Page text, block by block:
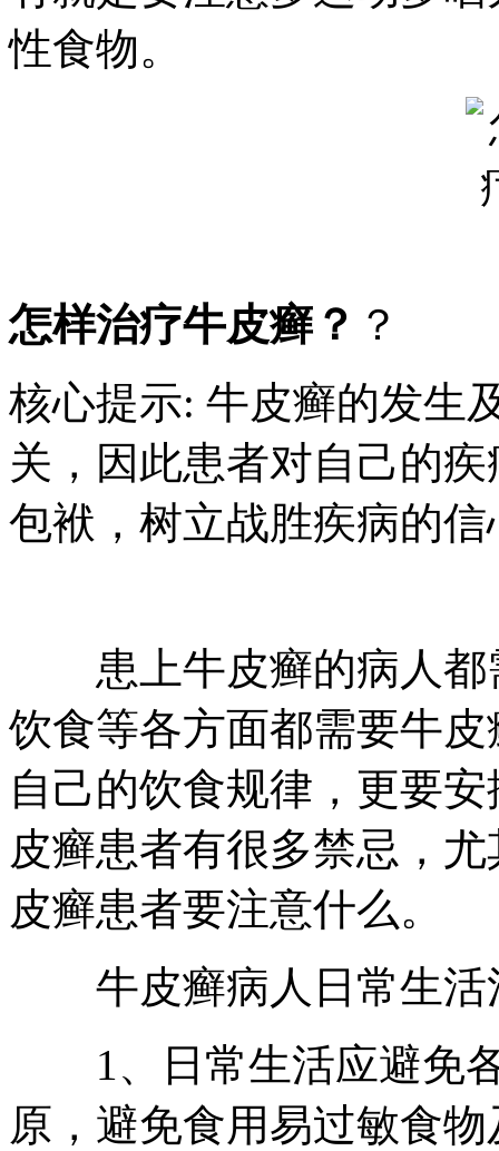
性食物。
怎样治疗牛皮癣？ ？
核心提示: 牛皮癣的发生
关，因此患者对自己的
包袱，树立战胜疾病的信
患上牛皮癣的病人都
饮食等各方面都需要牛
自己的饮食规律，更要
皮癣患者有很多禁忌，
皮癣患者要注意什么。
牛皮癣病人日常生活
1、日常生活应避免各
原，避免食用易过敏食